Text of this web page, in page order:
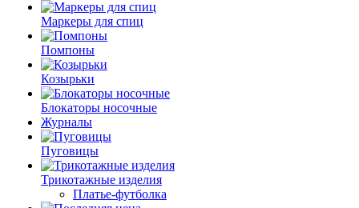
Маркеры для спиц
Помпоны
Козырьки
Блокаторы носочные
Журналы
Пуговицы
Трикотажные изделия
Платье-футболка